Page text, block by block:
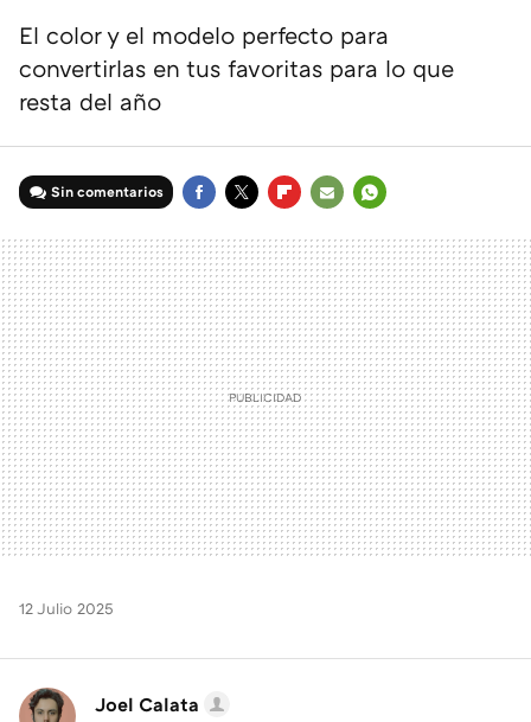
El color y el modelo perfecto para
convertirlas en tus favoritas para lo que
resta del año
Sin comentarios
MAIL
12 Julio 2025
Joel Calata